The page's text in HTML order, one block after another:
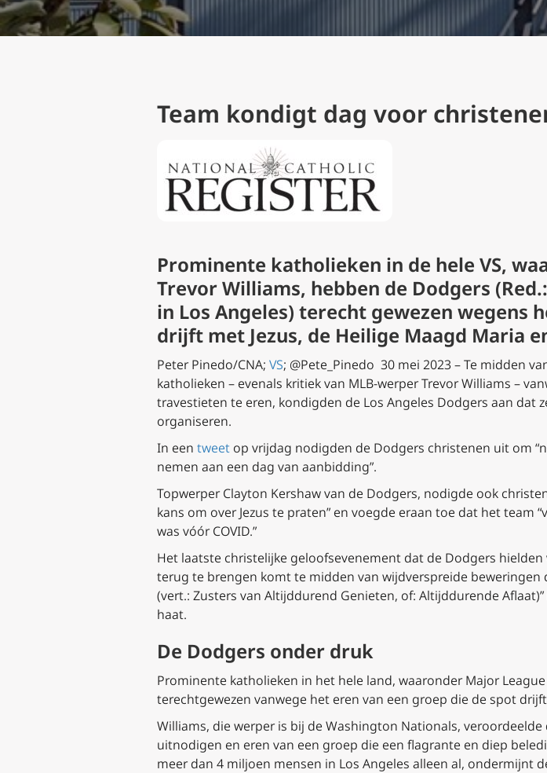
Team kondigt dag voor
Prominente katholieken in de hele VS,
Trevor Williams, hebben de Dodgers (
in Los Angeles) terecht gewezen wegens
drijft met Jezus, de Heilige Maagd Maria
Peter Pinedo/CNA; VS; @Pete_Pinedo 30 mei 2023 – Te midden
katholieken – evenals kritiek van MLB-werper Trevor Williams –
travestieten te eren, kondigden de Los Angeles Dodgers aan dat
organiseren.
In een tweet op vrijdag nodigden de Dodgers christenen uit om
nemen aan een dag van aanbidding”.
Topwerper Clayton Kershaw van de Dodgers, nodigde ook
kans om over Jezus te praten” en voegde eraan toe dat het
was vóór COVID.”
Het laatste christelijke geloofsevenement dat de Dodgers
terug te brengen komt te midden van wijdverspreide
(vert.: Zusters van Altijddurend Genieten, of: Altijddurende Aflaat
haat.
De Dodgers onder druk
Prominente katholieken in het hele land, waaronder Major
terechtgewezen vanwege het eren van een groep die de spot
Williams, die werper is bij de Washington Nationals,
uitnodigen en eren van een groep die een flagrante en diep
meer dan 4 miljoen mensen in Los Angeles alleen al, ondermijnt